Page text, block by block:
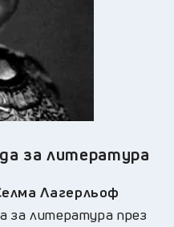
за литература
Лагерльоф
за литература през